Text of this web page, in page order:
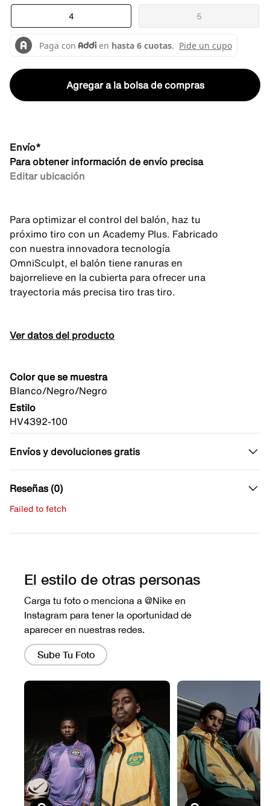
4 5
Agregar a la bolsa de compras
Envío*
Para obtener información de envío precisa
Editar ubicación
Para optimizar el control del balón, haz tu
próximo tiro con un Academy Plus. Fabricado
con nuestra innovadora tecnología
OmniSculpt, el balón tiene ranuras en
bajorrelieve en la cubierta para ofrecer una
trayectoria más precisa tiro tras tiro.
Ver datos del producto
Color que se muestra
Blanco/Negro/Negro
Estilo
HV4392-100
Envíos y devoluciones gratis
Reseñas (0)
Failed to fetch